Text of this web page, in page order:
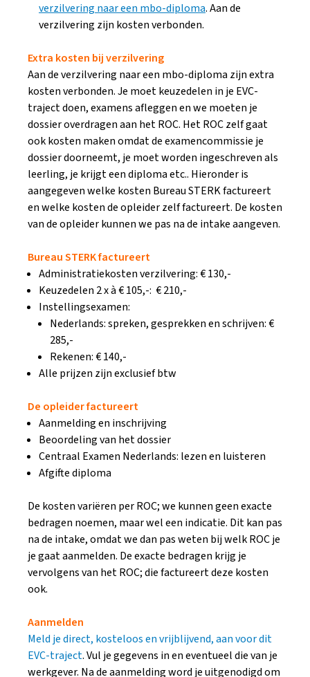
verzilvering naar een mbo-diploma. Aan de
verzilvering zijn kosten verbonden.
Extra kosten bij verzilvering
Aan de verzilvering naar een mbo-diploma zijn extra
kosten verbonden. Je moet keuzedelen in je EVC-
traject doen, examens afleggen en we moeten je
dossier overdragen aan het ROC. Het ROC zelf gaat
ook kosten maken omdat de examencommissie je
dossier doorneemt, je moet worden ingeschreven als
leerling, je krijgt een diploma etc.. Hieronder is
aangegeven welke kosten Bureau STERK factureert
en welke kosten de opleider zelf factureert. De kosten
van de opleider kunnen we pas na de intake aangeven.
Bureau STERK factureert
Administratiekosten verzilvering: € 130,-
Keuzedelen 2 x à € 105,-: € 210,-
Instellingsexamen:
Nederlands: spreken, gesprekken en schrijven: €
285,-
Rekenen: € 140,-
Alle prijzen zijn exclusief btw
De opleider factureert
Aanmelding en inschrijving
Beoordeling van het dossier
Centraal Examen Nederlands: lezen en luisteren
Afgifte diploma
De kosten variëren per ROC; we kunnen geen exacte
bedragen noemen, maar wel een indicatie. Dit kan pas
na de intake, omdat we dan pas weten bij welk ROC je
je gaat aanmelden. De exacte bedragen krijg je
vervolgens van het ROC; die factureert deze kosten
ook.
Aanmelden
Meld je direct, kosteloos en vrijblijvend, aan voor dit
EVC-traject. Vul je gegevens in en eventueel die van je
werkgever. Na de aanmelding word je uitgenodigd om